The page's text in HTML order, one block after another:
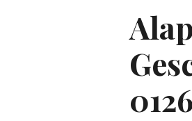
0126